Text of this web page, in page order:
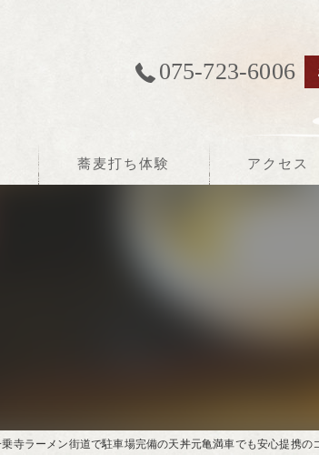
075-723-6006
蕎麦打ち体験 アクセス
乗寺ラーメン街道で駐車場完備の天丼元亀満車でも安心提携の